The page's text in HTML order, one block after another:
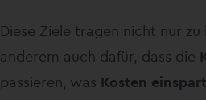
Diese Ziele tragen nicht nur
anderem auch dafür, dass die
passieren, was Kosten einspart